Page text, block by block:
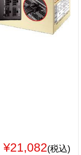
¥21,082(税込)